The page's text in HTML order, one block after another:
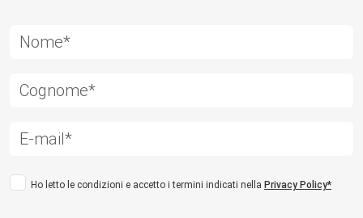
Ho letto le condizioni e accetto i termini indicati nella Privacy Policy*